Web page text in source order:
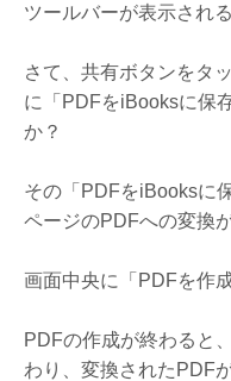
ツールバーが表示される
さて、共有ボタンをタ
に「PDFをiBooksに保
か？
その「PDFをiBooksに
ページのPDFへの変換
画面中央に「PDFを作
PDFの作成が終わると
わり、変換されたPDF